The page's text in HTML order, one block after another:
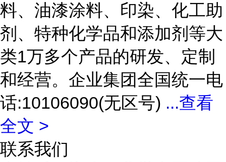
料、油漆涂料、印染、化工助
剂、特种化学品和添加剂等大
类1万多个产品的研发、定制
和经营。企业集团全国统一电
话:10106090(无区号) ...查看
全文 >
联系我们